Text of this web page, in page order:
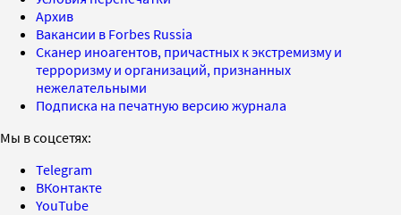
Архив
Вакансии в Forbes Russia
Сканер иноагентов, причастных к экстремизму и
терроризму и организаций, признанных
нежелательными
Подписка на печатную версию журнала
Мы в соцсетях:
Telegram
ВКонтакте
YouTube